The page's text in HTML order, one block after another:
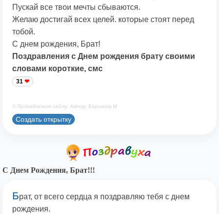
Пускай все твои мечты сбываются.
Желаю достигай всех целей. которые стоят перед
тобой.
С днем рождения, Брат!
Поздравления с Днем рождения брату своими
словами короткие, смс
31
© Принадлежит сайту. Автор: Берсанов М.
Создать открытку
С Днем Рождения, Брат!!!
Брат, от всего сердца я поздравляю тебя с днем
рождения.